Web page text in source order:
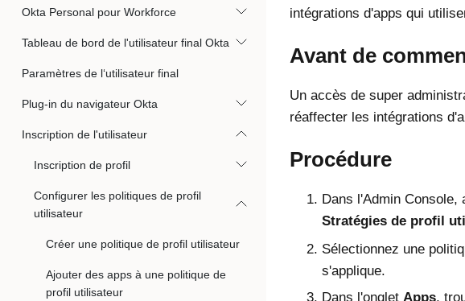
Okta Personal pour Workforce
Tableau de bord de l'utilisateur final Okta
Paramètres de l‘utilisateur final
Plug-in du navigateur Okta
Inscription de l'utilisateur
Inscription de profil
Configurer les politiques de profil
utilisateur
Créer une politique de profil utilisateur
Ajouter des apps à une politique de
profil utilisateur
intégrations d'apps qui
Avant de
Un accès de super
réaffecter les intégrations
Procédure
Dans l'Admin Console,
Stratégies de profil
Sélectionnez une
s'applique.
Dans l'onglet Apps,